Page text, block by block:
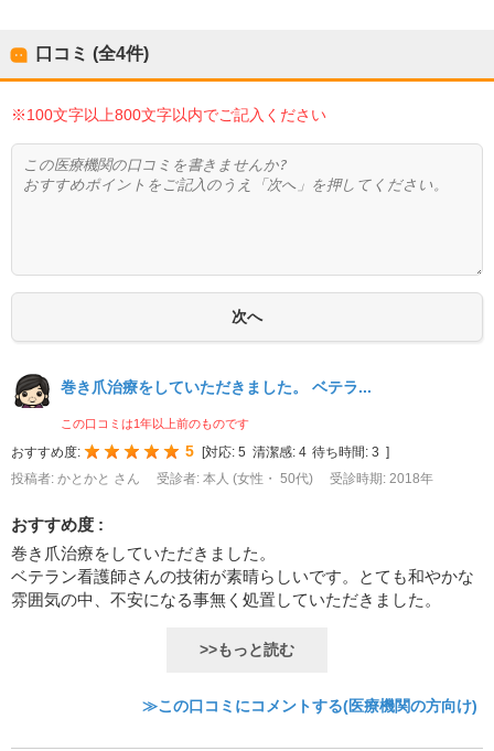
口コミ (全4件)
※100文字以上800文字以内でご記入ください
巻き爪治療をしていただきました。 ベテラ...
この口コミは1年以上前のものです
おすすめ度: 5 [対応: 5 清潔感: 4 待ち時間: 3 ]
投稿者: かとかと さん
受診者: 本人 (女性・ 50代) 受診時期: 2018年
おすすめ度 :
巻き爪治療をしていただきました。
ベテラン看護師さんの技術が素晴らしいです。とても和やかな
雰囲気の中、不安になる事無く処置していただきました。
>>もっと読む
≫この口コミにコメントする(医療機関の方向け)